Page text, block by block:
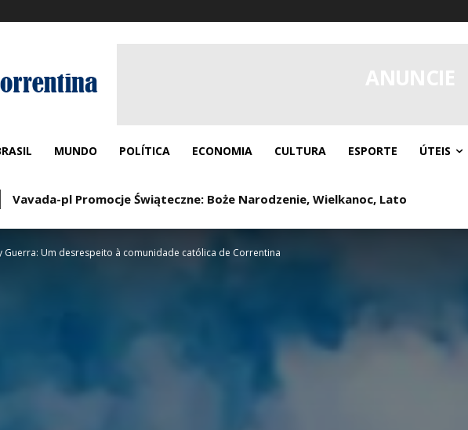
MUNDO POLÍTICA ECONOMIA CULTURA ESPORTE ÚTEIS
Vavada-pl Promocje Świąteczne: Boże Narodzenie, Wielkanoc, Lato
Zoccer Casino Cool-Off Period: Wann man sie nutzt
Guerra: Um desrespeito à comunidade católica de Correntina